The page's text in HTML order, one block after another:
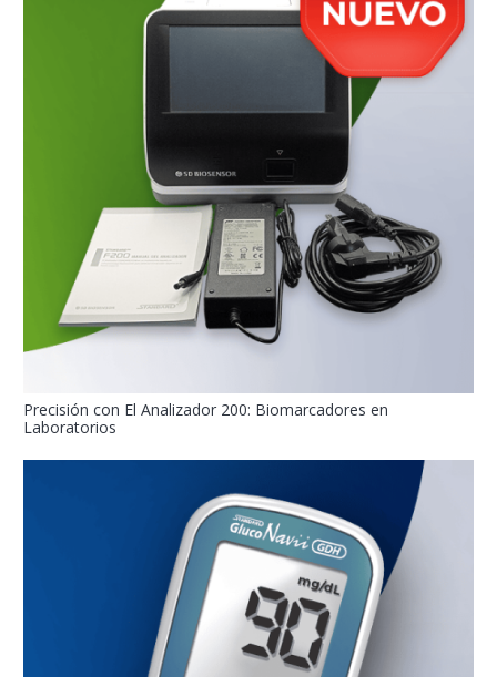
Precisión con El Analizador 200: Biomarcadores en
Laboratorios